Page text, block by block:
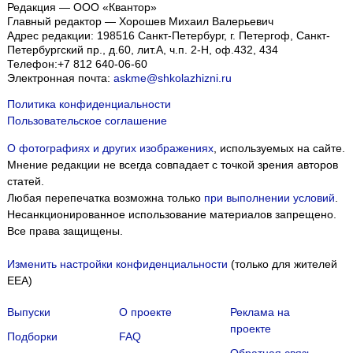
Редакция — ООО «Квантор»
Главный редактор — Хорошев Михаил Валерьевич
Адрес редакции: 198516 Санкт-Петербург, г. Петергоф, Санкт-
Петербургский пр., д.60, лит.А, ч.п. 2-Н, оф.432, 434
Телефон:+7 812 640-06-60
Электронная почта: askme@shkolazhizni.ru
Политика конфиденциальности
Пользовательское соглашение
О фотографиях и других изображениях, используемых на сайте.
Мнение редакции не всегда совпадает с точкой зрения авторов
статей.
Любая перепечатка возможна только при выполнении условий.
Несанкционированное использование материалов запрещено.
Все права защищены.
Изменить настройки конфиденциальности (только для жителей
EEA)
Выпуски
Подборки
О проекте
FAQ
Реклама на
проекте